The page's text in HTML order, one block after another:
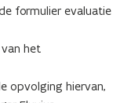
formulier evaluatie
het
opvolging hiervan,